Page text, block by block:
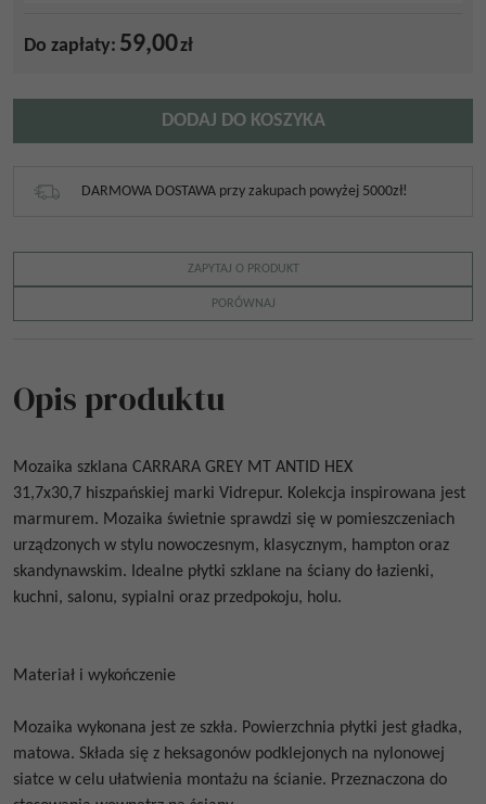
Do zapłaty: 59,00zł
DODAJ DO KOSZYKA
DARMOWA DOSTAWA przy zakupach powyżej 5000zł!
ZAPYTAJ O PRODUKT
PORÓWNAJ
Opis produktu
Mozaika szklana CARRARA GREY MT ANTID HEX
31,7x30,7 hiszpańskiej marki Vidrepur. Kolekcja inspirowana jest
marmurem. Mozaika świetnie sprawdzi się w pomieszczeniach
urządzonych w stylu nowoczesnym, klasycznym, hampton oraz
skandynawskim. Idealne płytki szklane na ściany do łazienki,
kuchni, salonu, sypialni oraz przedpokoju, holu.
Materiał i wykończenie
Mozaika wykonana jest ze szkła. Powierzchnia płytki jest gładka,
matowa. Składa się z heksagonów podklejonych na nylonowej
siatce w celu ułatwienia montażu na ścianie. Przeznaczona do